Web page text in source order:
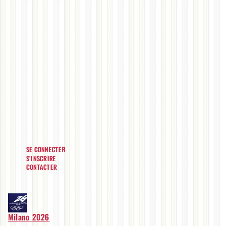
SE CONNECTER
S’INSCRIRE
CONTACTER
Milano 2026